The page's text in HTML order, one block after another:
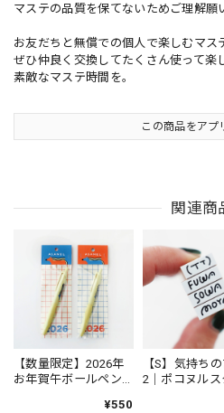
マステの品質を保てないためご理解願
お友だちと無償での個人で楽しむマス
ぜひ仲良く交換してたくさん使って楽
素敵なマステ時間を。
この商品をアプ
関連商
【数量限定】2026年
お年賀午ボールペン
¥550
【S】気持ちの
2｜ポコヌル